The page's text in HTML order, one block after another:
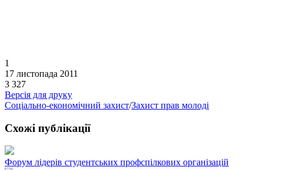
1
17 листопада 2011
3 327
Версія для друку
Соціально-економічний захист/Захист прав молоді
Схожі публікації
Форум лідерів студентських профспілкових організацій